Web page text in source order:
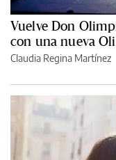
Vuelve Don
con una nueva
Claudia Regina Martínez